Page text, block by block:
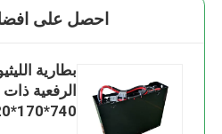
احصل على
بطارية
الرفعية ذات
740*170*520ملم للصناعة